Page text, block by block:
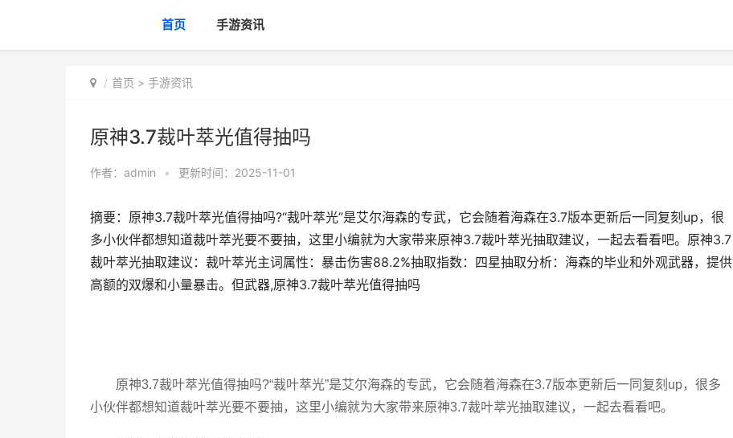
首页 手游资讯
首页 > 手游资讯
原神3.7裁叶萃光值得抽吗
作者： admin • 更新时间：2025-11-01
摘要：原神3.7裁叶萃光值得抽吗?“裁叶萃光”是艾尔海森的专武，它会随着海森在3.7版本更新后一同复刻up，很
多小伙伴都想知道裁叶萃光要不要抽，这里小编就为大家带来原神3.7裁叶萃光抽取建议，一起去看看吧。原神3.7
裁叶萃光抽取建议：裁叶萃光主词属性：暴击伤害88.2%抽取指数：四星抽取分析：海森的毕业和外观武器，提供
高额的双爆和小量暴击。但武器,原神3.7裁叶萃光值得抽吗
原神3.7裁叶萃光值得抽吗?“裁叶萃光”是艾尔海森的专武，它会随着海森在3.7版本更新后一同复刻up，很多
小伙伴都想知道裁叶萃光要不要抽，这里小编就为大家带来原神3.7裁叶萃光抽取建议，一起去看看吧。